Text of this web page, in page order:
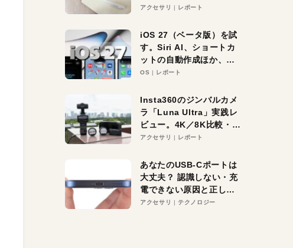
ェイ」レビュー。持ち替
アクセサリ レポート
iOS 27（ベータ版）を試
す。Siri AI、ショートカ
ットの自動作成ほか、期
待大の便利機能5選。
る未来はすぐそこ！
OS レポート
Insta360のジンバルカメ
ラ「Luna Ultra」実践レ
ビュー。4K／8K比較・ズ
ーム・夜間撮影をチェッ
アクセサリ レポート
あなたのUSB-Cポートは
大丈夫？ 認識しない・充
電できない原因と正しい
対策
アクセサリ テクノロジー